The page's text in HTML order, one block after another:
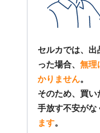
セルカでは、出
った場合、 無理
かりません。
そのため、買
手放す不安がな
ます。